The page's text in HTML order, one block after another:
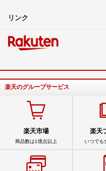
リンク
楽天のグループサービス
楽天市場
商品数は1億点以上
楽天
いつでも